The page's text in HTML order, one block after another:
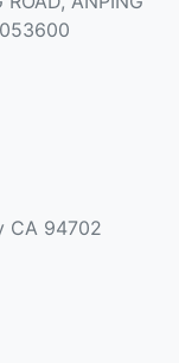
CA 94702